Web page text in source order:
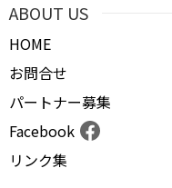
ABOUT US
HOME
お問合せ
パートナー募集
Facebook
リンク集